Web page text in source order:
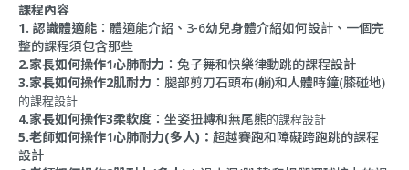
課程內容
1. 認識體適能 ：體適能介紹、3-6幼兒身體介紹如何設計、一個完
整的課程須包含那些
2.家長如何操作1心肺耐力 ：兔子舞和快樂律動跳的課程設計
3.家長如何操作2肌耐力 ：腿部剪刀石頭布(躺)和人體時鐘(膝碰地)
的課程設計
4.家長如何操作3柔軟度 ：坐姿扭轉和無尾熊的課程設計
5.老師如何操作1心肺耐力(多人) ： 超越賽跑和障礙跨跑跳的課程
設計